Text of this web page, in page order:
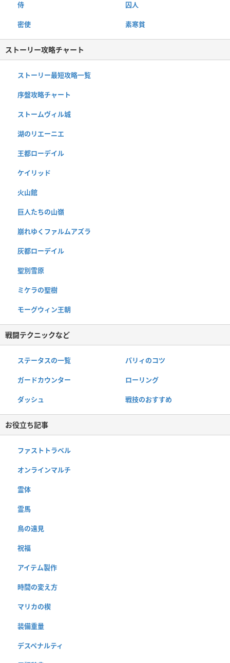
侍 囚人
密使 素寒貧
ストーリー攻略チャート
ストーリー最短攻略一覧
序盤攻略チャート
ストームヴィル城
湖のリエーニエ
王都ローデイル
ケイリッド
火山館
巨人たちの山嶺
崩れゆくファルムアズラ
灰都ローデイル
聖別雪原
ミケラの聖樹
モーグウィン王朝
戦闘テクニックなど
ステータスの一覧 パリィのコツ
ガードカウンター ローリング
ダッシュ 戦技のおすすめ
お役立ち記事
ファストトラベル
オンラインマルチ
霊体
霊馬
鳥の遠見
祝福
アイテム製作
時間の変え方
マリカの楔
装備重量
デスペナルティ